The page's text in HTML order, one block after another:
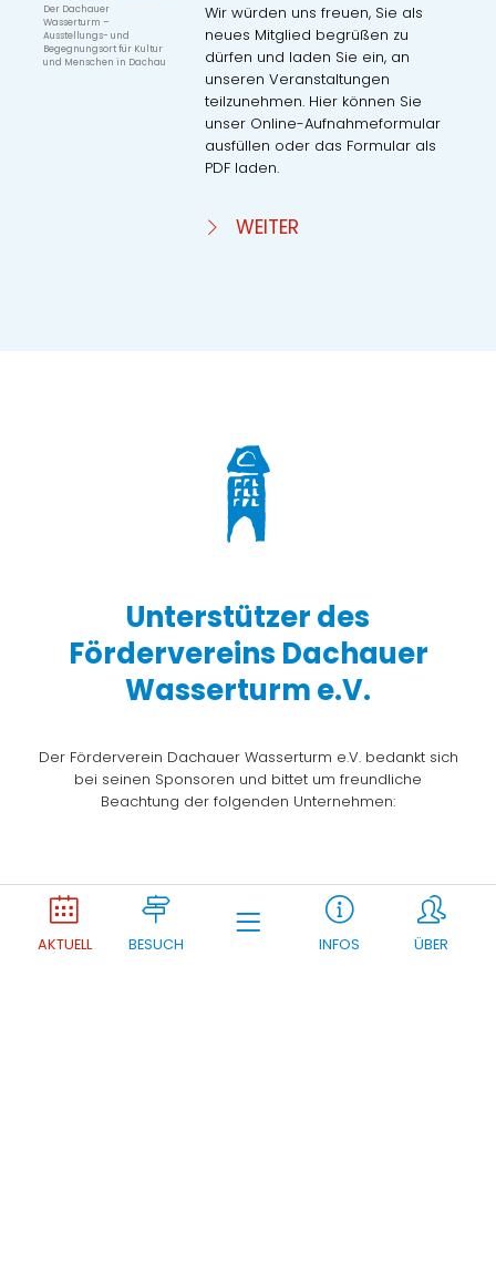
Der Dachauer
Wasserturm –
Ausstellungs- und
Begegnungsort für Kultur
und Menschen in Dachau
Wir würden uns freuen, Sie als
neues Mitglied begrüßen zu
dürfen und laden Sie ein, an
unseren Veranstaltungen
teilzunehmen. Hier können Sie
unser Online-Aufnahmeformular
ausfüllen oder das Formular als
PDF laden.
WEITER
Unterstützer des
Fördervereins Dachauer
Wasserturm e.V.
Der Förderverein Dachauer Wasserturm e.V. bedankt sich
bei seinen Sponsoren und bittet um freundliche
Beachtung der folgenden Unternehmen:
Joomla Gallery makes it better. Balbooa.com
AKTUELL BESUCH INFOS ÜBER